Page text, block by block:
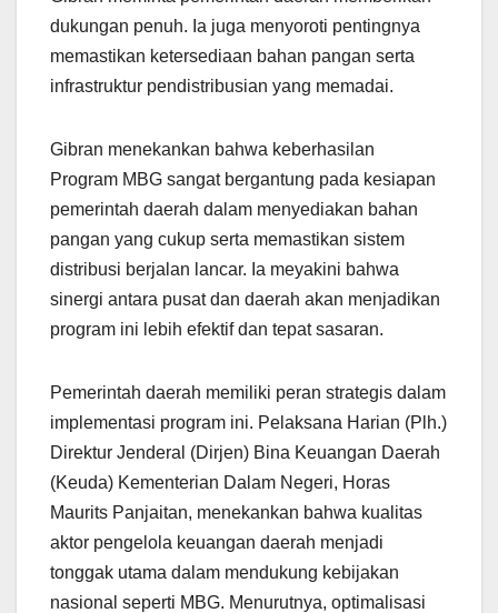
dukungan penuh. Ia juga menyoroti pentingnya
memastikan ketersediaan bahan pangan serta
infrastruktur pendistribusian yang memadai.
Gibran menekankan bahwa keberhasilan
Program MBG sangat bergantung pada kesiapan
pemerintah daerah dalam menyediakan bahan
pangan yang cukup serta memastikan sistem
distribusi berjalan lancar. Ia meyakini bahwa
sinergi antara pusat dan daerah akan menjadikan
program ini lebih efektif dan tepat sasaran.
Pemerintah daerah memiliki peran strategis dalam
implementasi program ini. Pelaksana Harian (Plh.)
Direktur Jenderal (Dirjen) Bina Keuangan Daerah
(Keuda) Kementerian Dalam Negeri, Horas
Maurits Panjaitan, menekankan bahwa kualitas
aktor pengelola keuangan daerah menjadi
tonggak utama dalam mendukung kebijakan
nasional seperti MBG. Menurutnya, optimalisasi